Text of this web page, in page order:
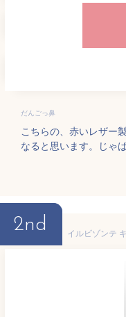
だんごっ鼻
こちらの、赤いレザー
なると思います。じゃ
2nd